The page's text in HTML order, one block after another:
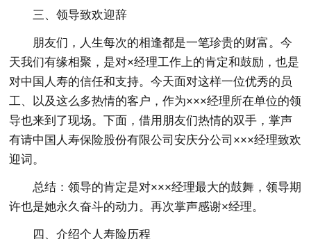
三、领导致欢迎辞
朋友们，人生每次的相逢都是一笔珍贵的财富。今
天我们有缘相聚，是对×经理工作上的肯定和鼓励，也是
对中国人寿的信任和支持。今天面对这样一位优秀的员
工、以及这么多热情的客户，作为×××经理所在单位的领
导也来到了现场。下面，借用朋友们热情的双手，掌声
有请中国人寿保险股份有限公司安庆分公司×××经理致欢
迎词。
总结：领导的肯定是对×××经理最大的鼓舞，领导期
许也是她永久奋斗的动力。再次掌声感谢×经理。
四、介绍个人寿险历程